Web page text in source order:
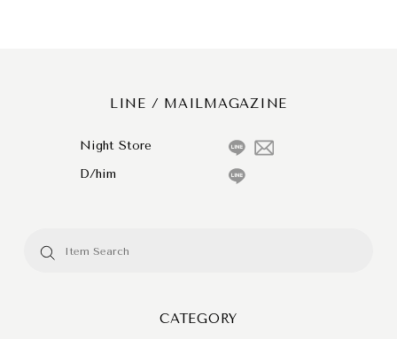
LINE / MAILMAGAZINE
Night Store
D/him
CATEGORY